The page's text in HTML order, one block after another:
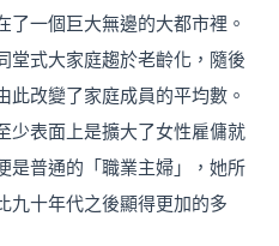
了一個巨大無邊的大都市裡。
堂式大家庭趨於老齡化，隨後
此改變了家庭成員的平均數。
少表面上是擴大了女性雇傭就
是普通的「職業主婦」，她所
九十年代之後顯得更加的多